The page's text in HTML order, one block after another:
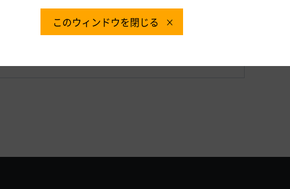
期間の車種別平均日交通量（令和4年との比較）
期間の車種別平均日交通量（参考：令和元年との比
このウィンドウを閉じる